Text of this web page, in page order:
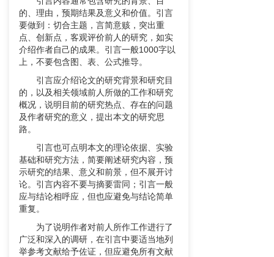
的、理由，预期结果及意义和价值。引言
要做到：切合主题，言简意赅，突出重
点、创新点，客观评价前人的研究，如实
介绍作者自己的成果。引言一般1000字以
上，不要包含图、表、公式推导。
引言应介绍论文的研究背景和研究目
的，以及相关领域前人所做的工作和研究
概况，说明目前的研究热点、存在的问题
及作者研究的意义，提出本文的研究思
路。
引言也可点明本文的理论依据、实验
基础和研究方法，简要阐述研究内容，预
示研究的结果、意义和前景，但不展开讨
论。引言内容不要与摘要雷同；引言一般
应与结论相呼应，但也应避免与结论简单
重复。
为了说明作者对前人所作工作进行了
广泛和深入的调研，在引言中要适当地列
举参考文献给予佐证，但应避免所有文献